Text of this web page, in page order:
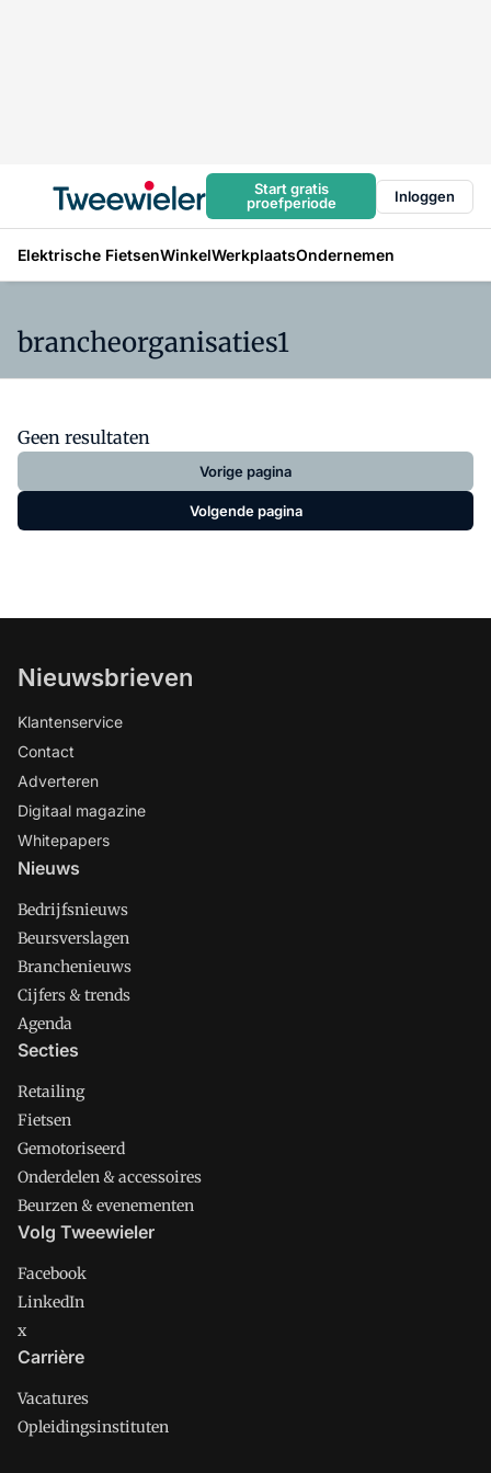
Start gratis
proefperiode
Inloggen
Elektrische FietsenWinkelWerkplaatsOndernemen
brancheorganisaties1
Geen resultaten
Vorige pagina
Volgende pagina
Nieuwsbrieven
Klantenservice
Contact
Adverteren
Digitaal magazine
Whitepapers
Nieuws
Bedrijfsnieuws
Beursverslagen
Branchenieuws
Cijfers & trends
Agenda
Secties
Retailing
Fietsen
Gemotoriseerd
Onderdelen & accessoires
Beurzen & evenementen
Volg Tweewieler
Facebook
LinkedIn
x
Carrière
Vacatures
Opleidingsinstituten